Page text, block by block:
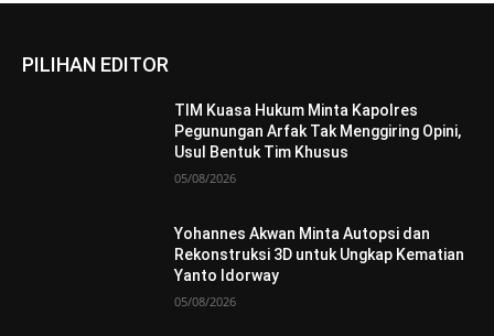
PILIHAN EDITOR
TIM Kuasa Hukum Minta Kapolres
Pegunungan Arfak Tak Menggiring Opini,
Usul Bentuk Tim Khusus
05/08/2026
Yohannes Akwan Minta Autopsi dan
Rekonstruksi 3D untuk Ungkap Kematian
Yanto Idorway
05/08/2026